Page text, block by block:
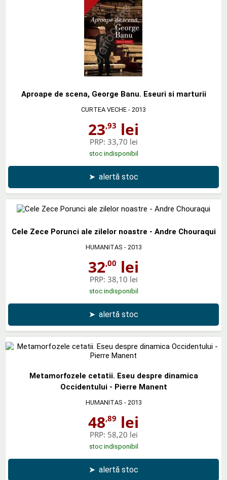
Aproape de scena, George Banu. Eseuri si marturii
CURTEA VECHE - 2013
23,93 lei
PRP: 33,70 lei
stoc indisponibil
➤ alertă stoc
Cele Zece Porunci ale zilelor noastre - Andre Chouraqui
HUMANITAS - 2013
32,00 lei
PRP: 38,10 lei
stoc indisponibil
➤ alertă stoc
Metamorfozele cetatii. Eseu despre dinamica
Occidentului - Pierre Manent
HUMANITAS - 2013
48,89 lei
PRP: 58,20 lei
stoc indisponibil
➤ alertă stoc